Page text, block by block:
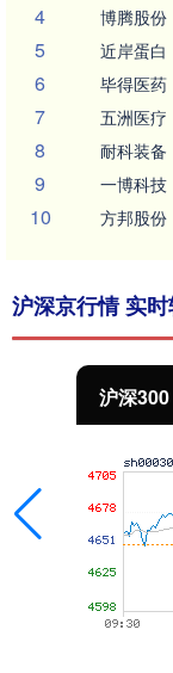
4 博腾股份
5 近岸蛋白
6 毕得医药
7 五洲医疗
8 耐科装备
9 一博科技
10 方邦股份
沪深京行情 实